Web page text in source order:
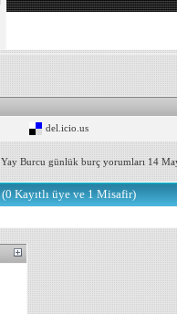
del.icio.us
Yay Burcu günlük burç yorumları 14
(0 Kayıtlı üye ve 1 Misafir)